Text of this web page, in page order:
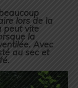
lors de la
peut vite
la
Avec
au sec et